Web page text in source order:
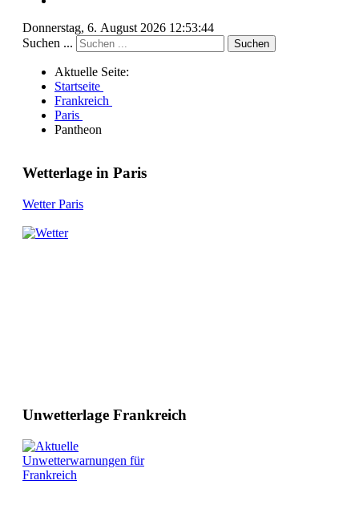
Donnerstag, 6. August 2026 12:53:44
Suchen ...
Suchen
Aktuelle Seite:
Startseite
Frankreich
Paris
Pantheon
Wetterlage in Paris
Wetter Paris
Unwetterlage Frankreich